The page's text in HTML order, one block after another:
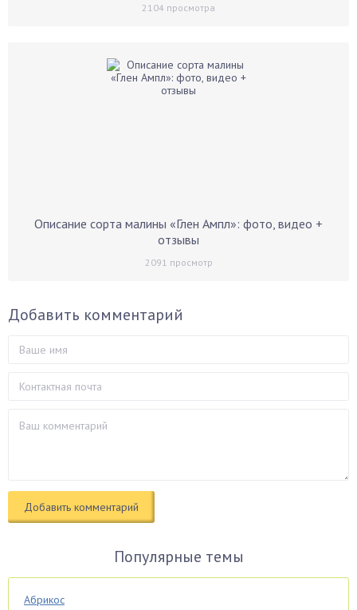
2104 просмотра
Описание сорта малины «Глен Ампл»: фото, видео +
отзывы
2091 просмотр
Добавить комментарий
Популярные темы
Абрикос